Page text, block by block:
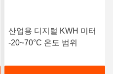
산업용 디지털 KWH 미터
-20~70°C 온도 범위